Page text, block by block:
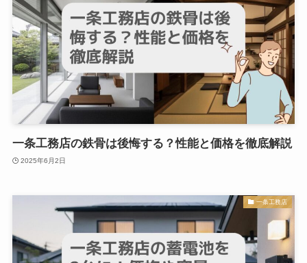
一条工務店の鉄骨は後悔する？性能と価格を徹底解説
2025年6月2日
一条工務店